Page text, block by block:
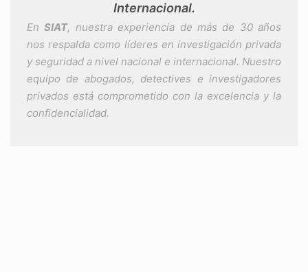
Internacional.
EnSIAT, nuestra experiencia de más de 30 años
nos respalda como líderes en investigación privada
y seguridad a nivel nacional e internacional. Nuestro
equipo de abogados, detectives e investigadores
privados está comprometido con la excelencia y la
confidencialidad.